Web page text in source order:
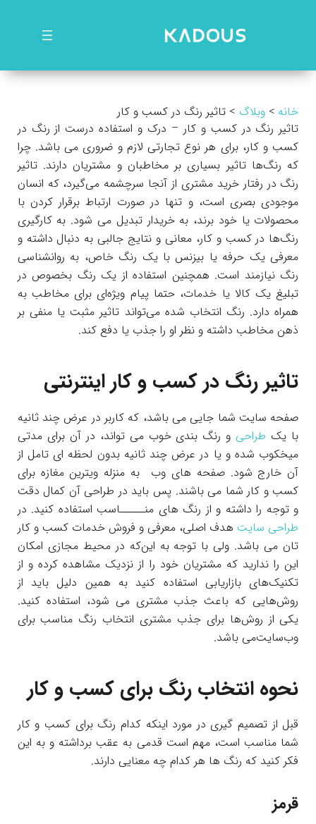
خانه وبلاگ
تاثیر رنگ در کسب و کار
تاثیر رنگ در کسب و کار – درک و استفاده درست از رنگ در
کسب و کار، برای هر نوع تجارتی لازم و ضروری می باشد. چرا
که رنگ‌ها تاثیر بسیاری بر مخاطبان و مشتریان دارند. تاثیر
رنگ‌ در رفتار خرید مشتری از آنجا سرچشمه می‌گیرد، که انسان
موجودی بصری است، و تنها در صورت ارتباط برقرار کردن با
محصولات یا خود برند، به خریدار تبدیل می شود. به کارگیری
رنگ‌ها در کسب و کار، معانی و نتایج جالبی به دنبال داشته و
معرفی یک حرفه یا بیزنس با یک رنگ خاص، به روانشناسی
رنگ نیازمند است. همچنین استفاده از یک رنگ بخصوص در
تبلیغ یک کالا یا خدمات، حتما پیام ویژه‌ای برای مخاطب به
همراه دارد. رنگ انتخاب شده می‌تواند تاثیر مثبت یا منفی بر
ذهن مخاطب داشته و نظر او را جذب یا دفع کند.
تاثیر رنگ در کسب و کار اینترنتی
صفحه سایت شما جایی می باشد، که کاربر در عرض چند ثانیه
با یک طراحی و رنگ بندی خوب می تواند، در آن برای مدتی
میخکوب شده و یا در عرض چند ثانیه بدون لحظه ای تامل از
آن خارج شود. صفحه های وب به منزله ویترین مغازه برای
کسب و کار شما می باشند. پس باید در طراحی آن کمال دقت
و توجه را داشته و از رنگ های منـــــاسب استفاده کنید. در
طراحی سایت هدف اصلی، معرفی و فروش خدمات کسب و کار
تان می باشد. ولی با توجه به این‌که در محیط مجازی امکان
این را ندارید که مشتریان خود را از نزدیک مشاهده کرده و از
تکنیک‌های بازاریابی استفاده کنید به همین دلیل باید از
روش‌هایی که باعث جذب مشتری می شود، استفاده کنید.
یکی از روش‌ها برای جذب مشتری انتخاب رنگ مناسب برای
وب‌سایت‌می باشد.
نحوه انتخاب رنگ برای کسب و کار
قبل از تصمیم‌ گیری در مورد اینکه کدام رنگ برای کسب و کار
شما مناسب است، مهم است قدمی به عقب برداشته و به این
فکر کنید که رنگ ‌ها هر کدام چه معنایی دارند.
قرمز